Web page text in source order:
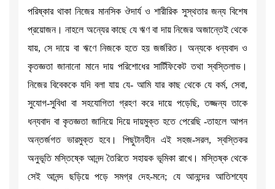
পরিষ্কার থাকা নিজের মানসিক ঔদার্য ও শারীরিক সুস্থতার জন্য বিশেষ
প্রয়োজন। নাহলে অন্যের কাছে যে ঋণ বা দায় নিজের অজান্তেই থেকে
যায়, সে দায়ে বা ঋণে নিজকে হতে হয় জর্জরিত। অন্যকে ধন্যবাদ ও
কৃতজ্ঞতা জানানো মানে দায় পরিশোধের সার্টিফিকেট তথা স্বস্তিলাভ।
নিজের বিবেককে যদি বলা যায় যে- আমি যার কাছ থেকে যে কর্ম, সেবা,
সুযোগ-সুবিধা বা সহযোগিতা গ্রহণ করে দায়ে পড়েছি, তজ্জন্য তাকে
ধন্যবাদ বা কৃতজ্ঞতা জানিয়ে দিয়ে দায়মুক্ত হতে পেরেছি -তাহলে আপন
অন্তর্জগত ভারমুক্ত হবে। পিছুটানহীন এই সহজ-সরল, স্বস্তিকর
অনুভূতি মস্তিষ্কে আনন্দ তৈরিতে সহায়ক ভূমিকা রাখে। মস্তিষ্ক থেকে
সেই আনন্দ ছড়িয়ে পড়ে সমগ্র দেহ-মনে; যে আনন্দের আতিশয্যে